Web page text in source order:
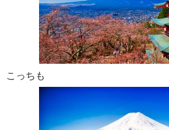
こっちも